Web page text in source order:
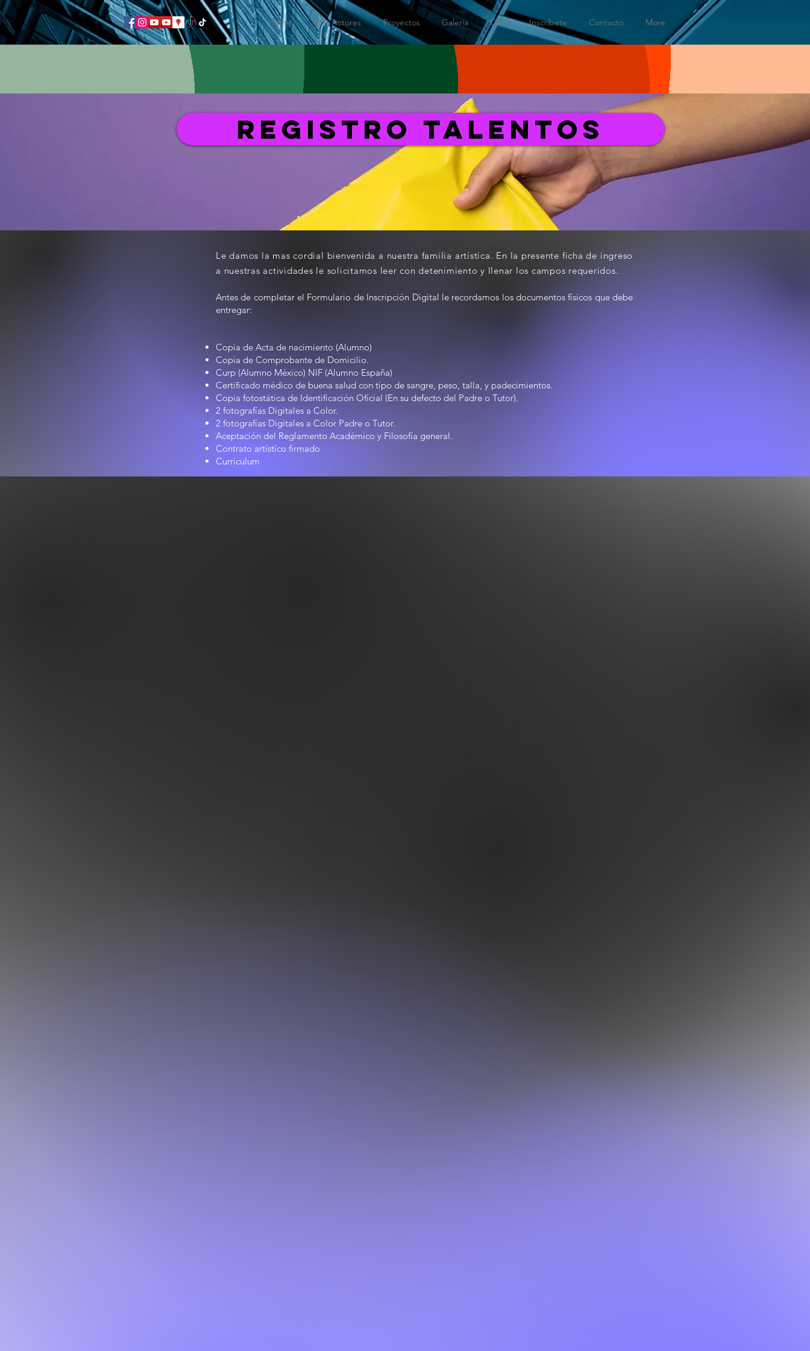
Home Glat Actores Proyectos Galería Cine Inscríbete Contacto More
REGISTRO TALENTOS
Ledamos la mascordial bienvenida a nuestra familia artística. En la presente ficha de ingreso
a nuestras actividades le solicitamos leer con detenimiento y llenar los campos requeridos.
Antes de completar el Formulario de Inscripción Digital le recordamos los documentos físicos que debe
entregar:
Copia de Acta de nacimiento (Alumno)
Copia de Comprobante de Domicilio.
Curp (Alumno México) NIF (Alumno España)
Certificado médico de buena salud con tipo de sangre, peso, talla, y padecimientos.
Copia fotostática de Identificación Oficial (En su defecto del Padre o Tutor).
2 fotografías Digitales a Color.
2 fotografías Digitales a Color Padre o Tutor.
Aceptación del Reglamento Académico y Filosofía general.
Contrato artístico firmado
Curriculum